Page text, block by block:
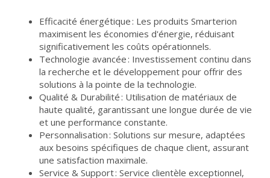
Efficacité énergétique : Les produits Smarterion
maximisent les économies d'énergie, réduisant
significativement les coûts opérationnels.
Technologie avancée : Investissement continu dans
la recherche et le développement pour offrir des
solutions à la pointe de la technologie.
Qualité & Durabilité : Utilisation de matériaux de
haute qualité, garantissant une longue durée de vie
et une performance constante.
Personnalisation : Solutions sur mesure, adaptées
aux besoins spécifiques de chaque client, assurant
une satisfaction maximale.
Service & Support : Service clientèle exceptionnel,